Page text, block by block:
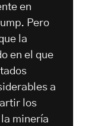
en
Pero
la
en el que
a
los
minería